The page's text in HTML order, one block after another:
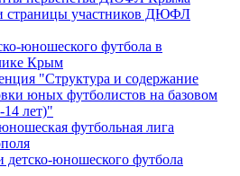
страницы участников ДЮФЛ
юношеского футбола в
Крым
"Структура и содержание
юных футболистов на базовом
14 лет)"
футбольная лига
детско-юношеского футбола